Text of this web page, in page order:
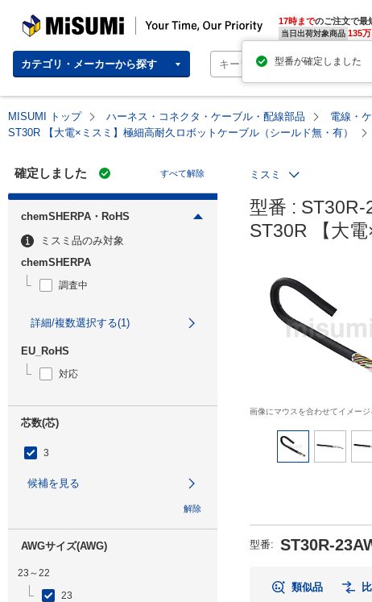
MISUMI | Your Time, Our Priority 17時までのご注文で最
当日出荷対象商品 135
カテゴリ・メーカーから探す
MISUMI トップ ハーネス・コネクタ・ケーブル・配線部品 電線・
ST30R 【大電×ミスミ】極細高耐久ロボットケーブル（シールド無・有）
確定しました すべて解除
chemSHERPA・RoHS
ミスミ品のみ対象
chemSHERPA
調査中
詳細/複数選択する(1)
EU_RoHS
対応
芯数(芯)
3
候補を見る
解除
AWGサイズ(AWG)
23～22
23
ミスミ
型番 : ST30R-
ST30R 【大
画像にマウスを合わせてイメージ
型番: ST30R-
類似品